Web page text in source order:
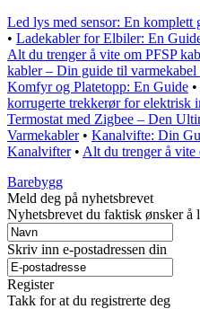
Led lys med sensor: En komplett
• Ladekabler for Elbiler: En
Alt du trenger å vite om PFSP
kabler – Din guide til varmekabel
Komfyr og Platetopp: En Guide •
korrugerte trekkerør for elektrisk
Termostat med Zigbee – Den
Varmekabler• Kanalvifte: Din
Kanalvifter• Alt du trenger å
Barebygg
Meld deg på nyhetsbrevet
Nyhetsbrevet du faktisk ønsker å
Skriv inn e-postadressen din
Register
Takk for at du registrerte deg